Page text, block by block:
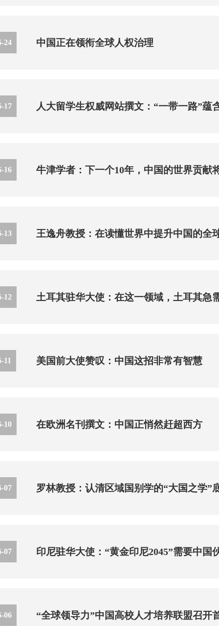
24 中国正在领衔全球人权治理
17 人大留学生权威网站撰文：“一带一路”蕴
16 牛津学者：下一个10年，中国的世界贡献
13 王逸舟教授：在读懂世界中提升中国的全
12 土耳其驻华大使：在这一领域，土耳其急
11 美国前大使赞叹：中国这招非常有智慧
10 在欧洲名刊撰文：中国正悄然赶超西方
07 罗林教授：认清区域国别学的“大国之学”
07 印尼驻华大使：“黄金印尼2045”需要中国
06 “全球领导力”中国高校人才培养联盟召开